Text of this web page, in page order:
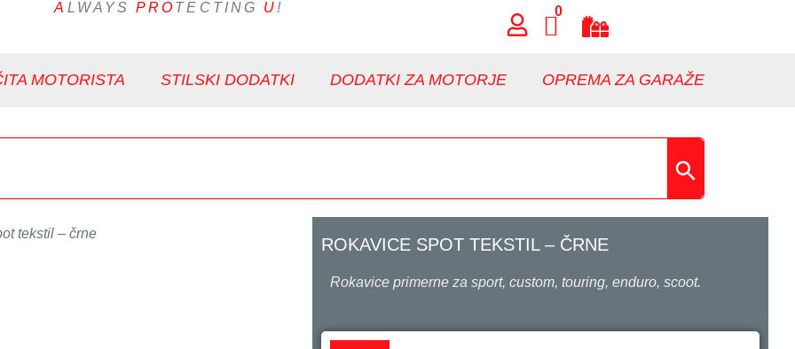
A LWAYSPRO TECTING U! 0
MOTORISTA STILSKI DODATKI DODATKI ZA MOTORJE OPREMA ZA GARAŽE
tekstil – črne
ROKAVICE SPOT TEKSTIL – ČRNE
Rokavice primerne za sport, custom, touring, enduro, scoot.